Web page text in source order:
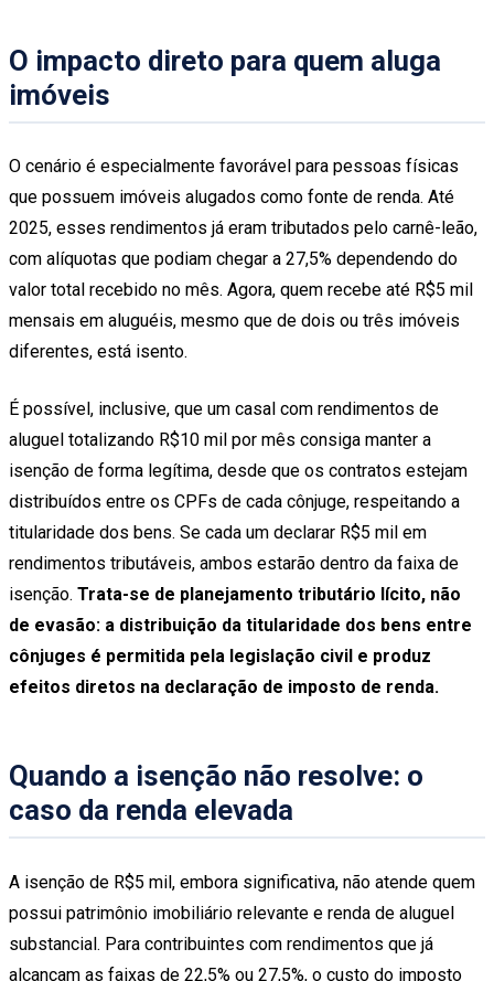
O impacto direto para quem aluga
imóveis
O cenário é especialmente favorável para pessoas físicas
que possuem imóveis alugados como fonte de renda. Até
2025, esses rendimentos já eram tributados pelo carnê-leão,
com alíquotas que podiam chegar a 27,5% dependendo do
valor total recebido no mês. Agora, quem recebe até R$5 mil
mensais em aluguéis, mesmo que de dois ou três imóveis
diferentes, está isento.
É possível, inclusive, que um casal com rendimentos de
aluguel totalizando R$10 mil por mês consiga manter a
isenção de forma legítima, desde que os contratos estejam
distribuídos entre os CPFs de cada cônjuge, respeitando a
titularidade dos bens. Se cada um declarar R$5 mil em
rendimentos tributáveis, ambos estarão dentro da faixa de
isenção. Trata-se de planejamento tributário lícito, não
de evasão: a distribuição da titularidade dos bens entre
cônjuges é permitida pela legislação civil e produz
efeitos diretos na declaração de imposto de renda.
Quando a isenção não resolve: o
caso da renda elevada
A isenção de R$5 mil, embora significativa, não atende quem
possui patrimônio imobiliário relevante e renda de aluguel
substancial. Para contribuintes com rendimentos que já
alcançam as faixas de 22,5% ou 27,5%, o custo do imposto